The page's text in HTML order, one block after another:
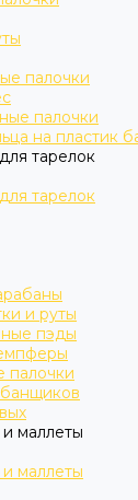
палочки
палочки
на пластик
тарелок
тарелок
и руты
пэды
палочки
маллеты
маллеты